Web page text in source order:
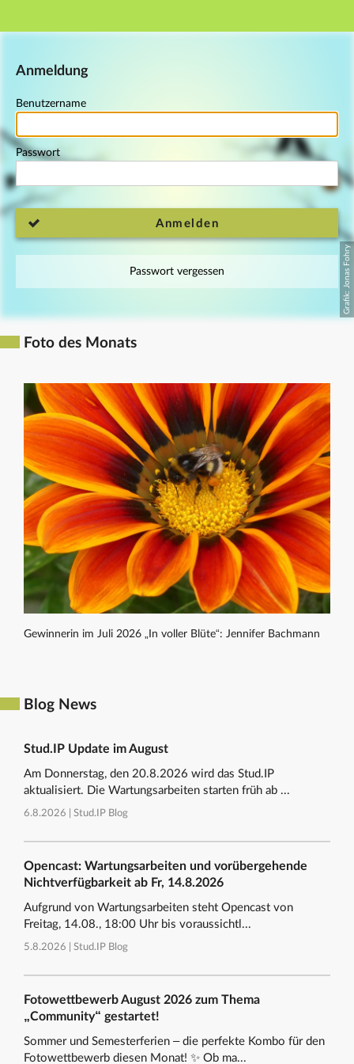
Hauptnavigation
Anmeldung
Benutzername
Passwort
Anmelden
Passwort vergessen
Foto des Monats
Gewinnerin im Juli 2026 „In voller Blüte“: Jennifer Bachmann
Blog News
Stud.IP Update im August
Am Donnerstag, den 20.8.2026 wird das Stud.IP
aktualisiert. Die Wartungsarbeiten starten früh ab ...
6.8.2026 | Stud.IP Blog
Opencast: Wartungsarbeiten und vorübergehende
Nichtverfügbarkeit ab Fr, 14.8.2026
Aufgrund von Wartungsarbeiten steht Opencast von
Freitag, 14.08., 18:00 Uhr bis voraussichtl...
5.8.2026 | Stud.IP Blog
Fotowettbewerb August 2026 zum Thema
„Community“ gestartet!
Sommer und Semesterferien – die perfekte Kombo für den
Fotowettbewerb diesen Monat! ✨ Ob ma...